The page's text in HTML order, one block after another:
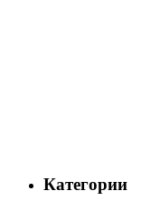
Категории